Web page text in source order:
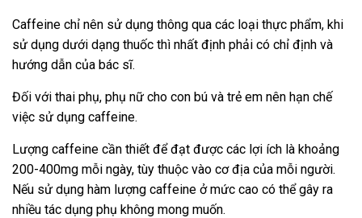
Caffeine chỉ nên sử dụng thông qua các loại thực phẩm, khi
sử dụng dưới dạng thuốc thì nhất định phải có chỉ định và
hướng dẫn của bác sĩ.
Đối với thai phụ, phụ nữ cho con bú và trẻ em nên hạn chế
việc sử dụng caffeine.
Lượng caffeine cần thiết để đạt được các lợi ích là khoảng
200-400mg mỗi ngày, tùy thuộc vào cơ địa của mỗi người.
Nếu sử dụng hàm lượng caffeine ở mức cao có thể gây ra
nhiều tác dụng phụ không mong muốn.